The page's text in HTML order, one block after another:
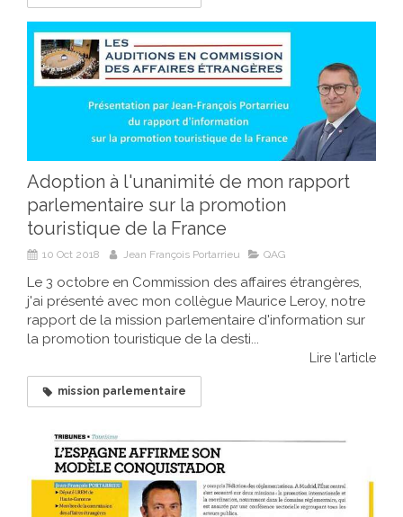
Adoption à l'unanimité de mon rapport
parlementaire sur la promotion
touristique de la France
10 Oct 2018 Jean François Portarrieu QAG
Le 3 octobre en Commission des affaires étrangères,
j'ai présenté avec mon collègue Maurice Leroy, notre
rapport de la mission parlementaire d'information sur
la promotion touristique de la desti...
Lire l'article
mission parlementaire